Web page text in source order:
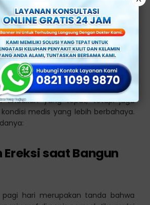
obatan.
Impotensi
Diwaspadai
impotensi tidak hanya penting
tindakan yang tepat, tetapi juga
medis yang lebih berbahaya.
Ereksi saat Bangun
pagi hari merupakan tanda bahwa